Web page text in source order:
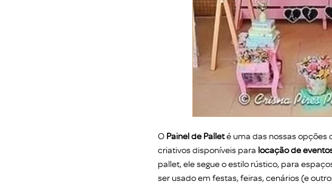
O Painel de Palleté uma das nossas opções
criativos disponíveis para locação de
pallet, ele segue o estilo rústico, para
ser usado em festas, feiras, cenários (e